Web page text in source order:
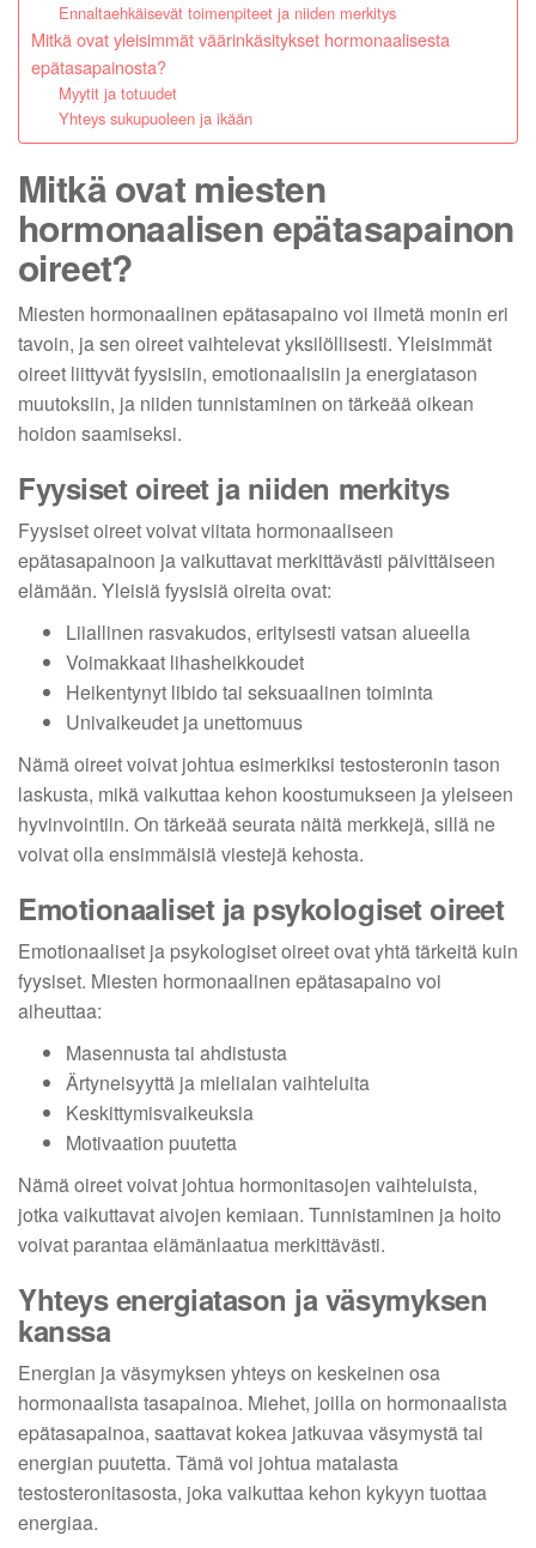
Ennaltaehkäisevät toimenpiteet ja niiden merkitys
Mitkä ovat yleisimmät väärinkäsitykset hormonaalisesta
epätasapainosta?
Myytit ja totuudet
Yhteys sukupuoleen ja ikään
Mitkä ovat miesten
hormonaalisen epätasapainon
oireet?
Miesten hormonaalinen epätasapaino voi ilmetä monin eri
tavoin, ja sen oireet vaihtelevat yksilöllisesti. Yleisimmät
oireet liittyvät fyysisiin, emotionaalisiin ja energiatason
muutoksiin, ja niiden tunnistaminen on tärkeää oikean
hoidon saamiseksi.
Fyysiset oireet ja niiden merkitys
Fyysiset oireet voivat viitata hormonaaliseen
epätasapainoon ja vaikuttavat merkittävästi päivittäiseen
elämään. Yleisiä fyysisiä oireita ovat:
Liiallinen rasvakudos, erityisesti vatsan alueella
Voimakkaat lihasheikkoudet
Heikentynyt libido tai seksuaalinen toiminta
Univaikeudet ja unettomuus
Nämä oireet voivat johtua esimerkiksi testosteronin tason
laskusta, mikä vaikuttaa kehon koostumukseen ja yleiseen
hyvinvointiin. On tärkeää seurata näitä merkkejä, sillä ne
voivat olla ensimmäisiä viestejä kehosta.
Emotionaaliset ja psykologiset oireet
Emotionaaliset ja psykologiset oireet ovat yhtä tärkeitä kuin
fyysiset. Miesten hormonaalinen epätasapaino voi
aiheuttaa:
Masennusta tai ahdistusta
Ärtyneisyyttä ja mielialan vaihteluita
Keskittymisvaikeuksia
Motivaation puutetta
Nämä oireet voivat johtua hormonitasojen vaihteluista,
jotka vaikuttavat aivojen kemiaan. Tunnistaminen ja hoito
voivat parantaa elämänlaatua merkittävästi.
Yhteys energiatason ja väsymyksen
kanssa
Energian ja väsymyksen yhteys on keskeinen osa
hormonaalista tasapainoa. Miehet, joilla on hormonaalista
epätasapainoa, saattavat kokea jatkuvaa väsymystä tai
energian puutetta. Tämä voi johtua matalasta
testosteronitasosta, joka vaikuttaa kehon kykyyn tuottaa
energiaa.